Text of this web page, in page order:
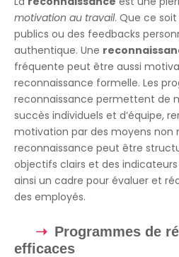
motivation au travail. Que ce
publics ou des feedbacks
authentique. Une
fréquente peut être aussi
reconnaissance formelle. Les
reconnaissance permettent de
succès individuels et d’équipe,
motivation par des moyens non
reconnaissance peut être
objectifs clairs et des
ainsi un cadre pour évaluer et
des employés.
Programmes de
efficaces